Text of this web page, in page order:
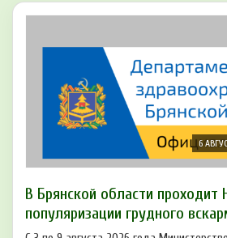
6
В Брянской области проходит
популяризации грудного